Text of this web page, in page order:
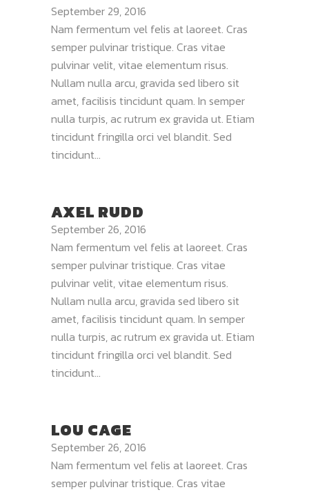
September 29, 2016
Nam fermentum vel felis at laoreet. Cras
semper pulvinar tristique. Cras vitae
pulvinar velit, vitae elementum risus.
Nullam nulla arcu, gravida sed libero sit
amet, facilisis tincidunt quam. In semper
nulla turpis, ac rutrum ex gravida ut. Etiam
tincidunt fringilla orci vel blandit. Sed
tincidunt...
AXEL RUDD
September 26, 2016
Nam fermentum vel felis at laoreet. Cras
semper pulvinar tristique. Cras vitae
pulvinar velit, vitae elementum risus.
Nullam nulla arcu, gravida sed libero sit
amet, facilisis tincidunt quam. In semper
nulla turpis, ac rutrum ex gravida ut. Etiam
tincidunt fringilla orci vel blandit. Sed
tincidunt...
LOU CAGE
September 26, 2016
Nam fermentum vel felis at laoreet. Cras
semper pulvinar tristique. Cras vitae